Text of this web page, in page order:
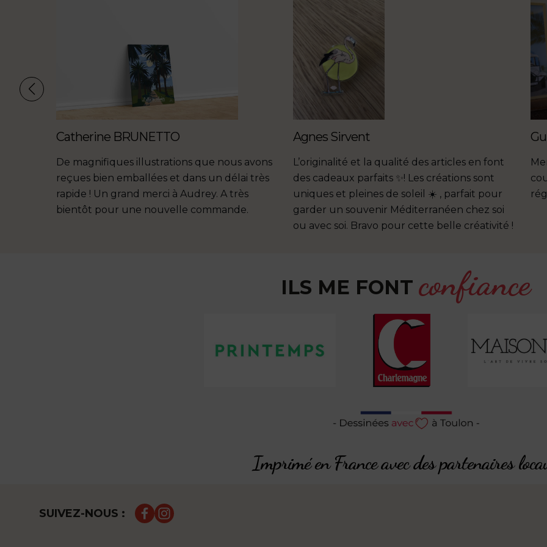
Catherine BRUNETTO
De magnifiques illustrations que nous avons
reçues bien emballées et dans un délai très
rapide ! Un grand merci à Audrey. A très
bientôt pour une nouvelle commande.
Agnes Sirvent
L’originalité et la qualité des articles en font
des cadeaux parfaits ✨! Les créations sont
uniques et pleines de soleil ☀️ , parfait pour
garder un souvenir Méditerranéen chez soi
ou avec soi. Bravo pour cette belle créativité !
ILS ME FONT confiance
Imprimé en France avec des partenaires
SUIVEZ-NOUS :